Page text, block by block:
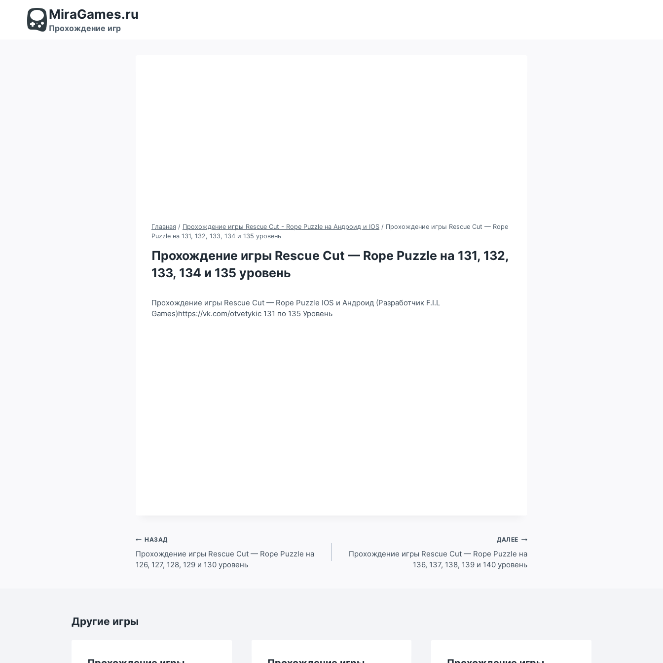
содержимому
MiraGames.ru
Прохождение игр
Главная / Прохождение игры Rescue Cut - Rope Puzzle на Андроид и IOS / Прохождение игры Rescue Cut — Rope
Puzzle на 131, 132, 133, 134 и 135 уровень
Прохождение игры Rescue Cut — Rope Puzzle на 131, 132,
133, 134 и 135 уровень
Прохождение игры Rescue Cut — Rope Puzzle IOS и Андроид (Разработчик F.I.L
Games)https://vk.com/otvetykiс 131 по 135 Уровень
Навигация
по
записям
НАЗАД
Прохождение игры Rescue Cut — Rope Puzzle на
126, 127, 128, 129 и 130 уровень
ДАЛЕЕ
Прохождение игры Rescue Cut — Rope Puzzle на
136, 137, 138, 139 и 140 уровень
Другие игры